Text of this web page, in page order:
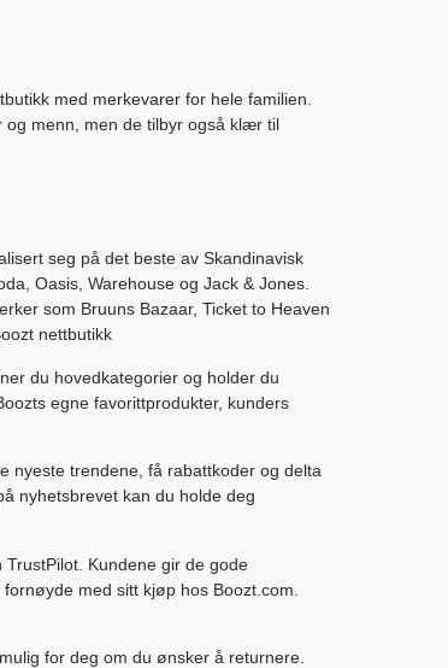
med merkevarer for hele familien.
menn, men de tilbyr også klær til
seg på det beste av Skandinavisk
Oasis, Warehouse og Jack & Jones.
som Bruuns Bazaar, Ticket to Heaven
du hovedkategorier og holder du
egne favorittprodukter, kunders
nyeste trendene, få rabattkoder og delta
nyhetsbrevet kan du holde deg
Kundene gir de gode
med sitt kjøp hos Boozt.com.
for deg om du ønsker å returnere.